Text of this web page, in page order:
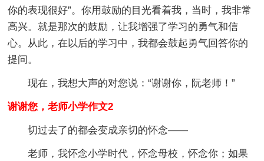
你的表现很好”。你用鼓励的目光看着我，当时，我非常
高兴。就是那次的鼓励，让我增强了学习的勇气和信
心。从此，在以后的学习中，我都会鼓起勇气回答你的
提问。
现在，我想大声的对您说：“谢谢你，阮老师！”
谢谢您，老师小学作文2
切过去了的都会变成亲切的怀念——
老师，我怀念小学时代，怀念母校，怀念你；如果